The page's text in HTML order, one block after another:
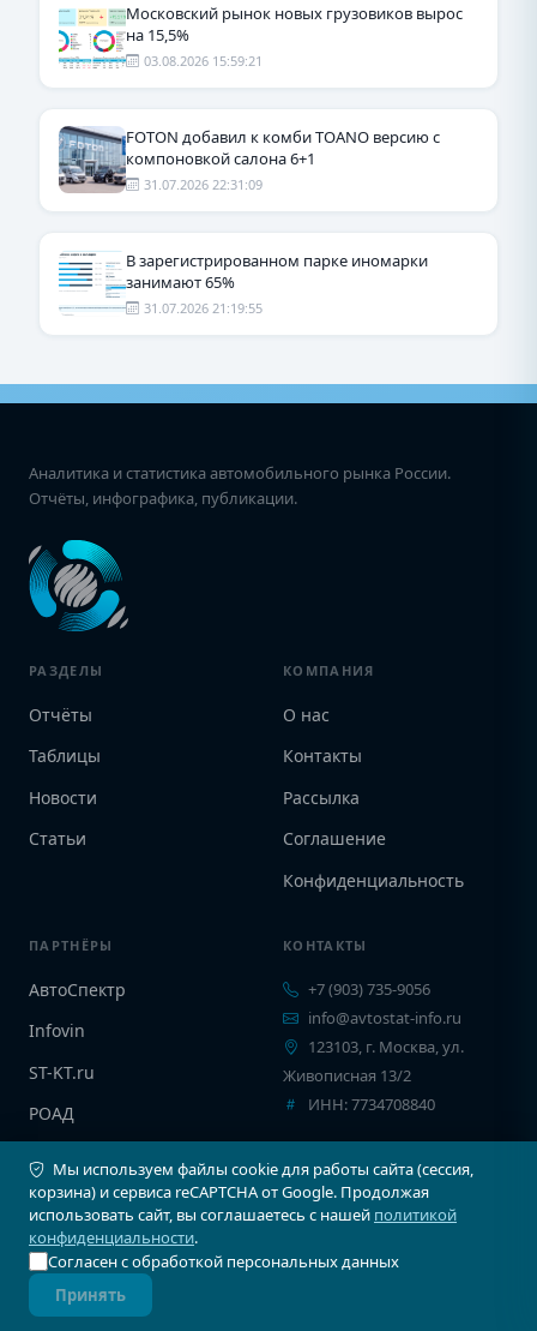
Московский рынок новых грузовиков вырос
на 15,5%
03.08.2026 15:59:21
FOTON добавил к комби TOANO версию с
компоновкой салона 6+1
31.07.2026 22:31:09
В зарегистрированном парке иномарки
занимают 65%
31.07.2026 21:19:55
Аналитика и статистика автомобильного рынка России.
Отчёты, инфографика, публикации.
РАЗДЕЛЫ
Отчёты
Таблицы
Новости
Статьи
КОМПАНИЯ
О нас
Контакты
Рассылка
Соглашение
Конфиденциальность
ПАРТНЁРЫ
АвтоСпектр
Infovin
ST-KT.ru
РОАД
КОНТАКТЫ
+7 (903) 735-9056
info@avtostat-info.ru
123103, г. Москва, ул.
Живописная 13/2
ИНН: 7734708840
© 2026 Автостат Инфо. Все права защищены.
Карта сайтаСоглашение
Мы используем файлы cookie для работы сайта (сессия,
корзина) и сервиса reCAPTCHA от Google. Продолжая
использовать сайт, вы соглашаетесь с нашей политикой
конфиденциальности.
Согласен с обработкой персональных данных
Принять